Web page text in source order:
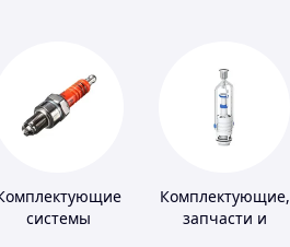
системы
Комплектующие,
запчасти и